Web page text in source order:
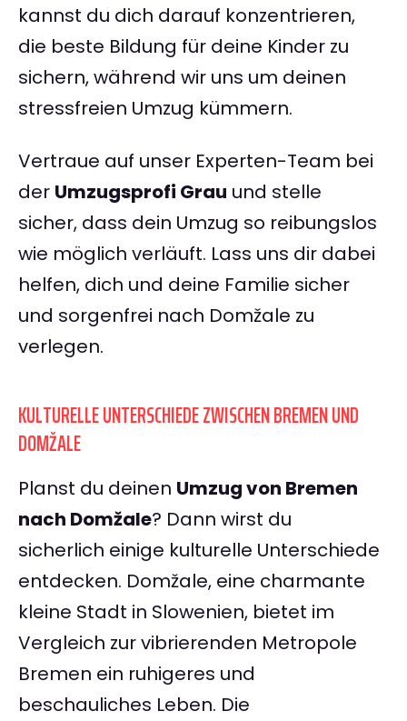
kannst du dich darauf konzentrieren,
die beste Bildung für deine Kinder zu
sichern, während wir uns um deinen
stressfreien Umzug kümmern.
Vertraue auf unser Experten-Team bei
der Umzugsprofi Grau und stelle
sicher, dass dein Umzug so reibungslos
wie möglich verläuft. Lass uns dir dabei
helfen, dich und deine Familie sicher
und sorgenfrei nach Domžale zu
verlegen.
KULTURELLE UNTERSCHIEDE ZWISCHEN BREMEN UND
DOMŽALE
Planst du deinen Umzug von Bremen
nach Domžale? Dann wirst du
sicherlich einige kulturelle Unterschiede
entdecken. Domžale, eine charmante
kleine Stadt in Slowenien, bietet im
Vergleich zur vibrierenden Metropole
Bremen ein ruhigeres und
beschauliches Leben. Die